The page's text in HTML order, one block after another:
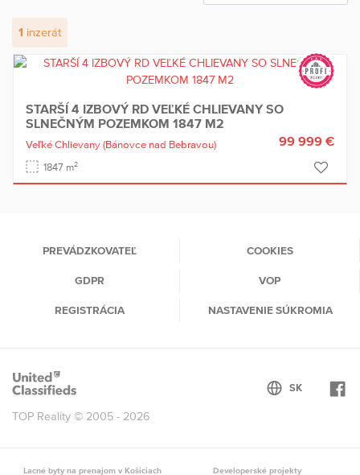
1 inzerát
STARŠÍ 4 IZBOVÝ RD VEĽKÉ CHLIEVANY SO
SLNEČNÝM POZEMKOM 1847 M2
Veľké Chlievany (Bánovce nad Bebravou)
1847 m2
99 999 €
PREVÁDZKOVATEĽ COOKIES
GDPR VOP
REGISTRÁCIA NASTAVENIE SÚKROMIA
TOP Reality © 2005 - 2026
Lacné byty na prenajom v Košiciach Developerské projekty